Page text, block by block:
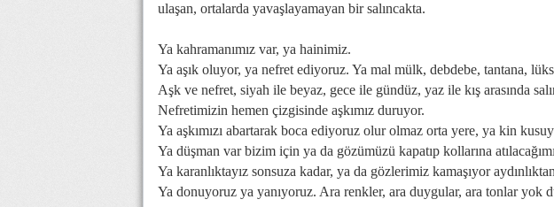
ulaşan, ortalarda yavaşlayamayan bir salıncakta.
Ya kahramanımız var, ya hainimiz.
Ya aşık oluyor, ya nefret ediyoruz. Ya mal mülk, debdebe, tantana,
Aşk ve nefret, siyah ile beyaz, gece ile gündüz, yaz ile kış arasında
Nefretimizin hemen çizgisinde aşkımız duruyor.
Ya aşkımızı abartarak boca ediyoruz olur olmaz orta yere, ya kin
Ya düşman var bizim için ya da gözümüzü kapatıp kollarına
Ya karanlıktayız sonsuza kadar, ya da gözlerimiz kamaşıyor
Ya donuyoruz ya yanıyoruz. Ara renkler, ara duygular, ara tonlar yok